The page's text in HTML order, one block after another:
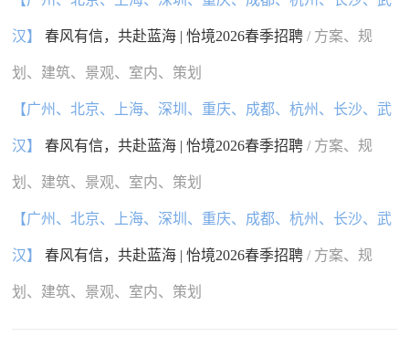
汉】 春风有信，共赴蓝海 | 怡境2026春季招聘/ 方案、规
划、建筑、景观、室内、策划
【广州、北京、上海、深圳、重庆、成都、杭州、长沙、武
汉】 春风有信，共赴蓝海 | 怡境2026春季招聘/ 方案、规
划、建筑、景观、室内、策划
【广州、北京、上海、深圳、重庆、成都、杭州、长沙、武
汉】 春风有信，共赴蓝海 | 怡境2026春季招聘/ 方案、规
划、建筑、景观、室内、策划